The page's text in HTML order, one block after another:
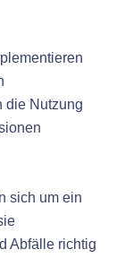
die Nutzung
sich um ein
Abfälle richtig